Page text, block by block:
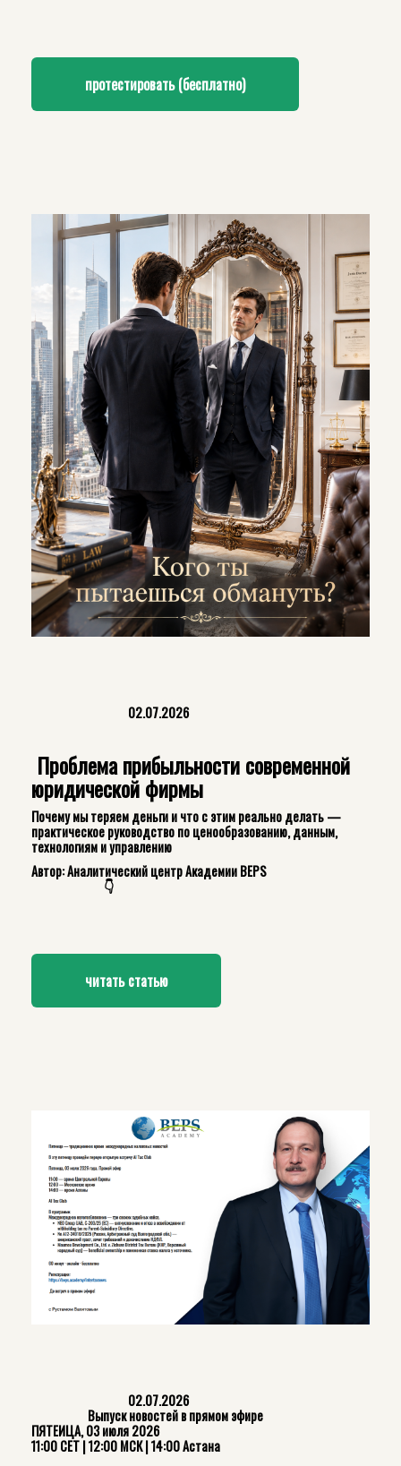
протестировать (бесплатно)
02.07.2026
Проблема прибыльности современной
юридической фирмы
Почему мы теряем деньги и что с этим реально делать —
практическое руководство по ценообразованию, данным,
технологиям и управлению
Автор: Аналитический центр Академии BEPS
👇
читать статью
02.07.2026
Выпуск новостей в прямом эфире
ПЯТЕИЦА, 03 июля 2026
11:00 CET | 12:00 МСК | 14:00 Астана